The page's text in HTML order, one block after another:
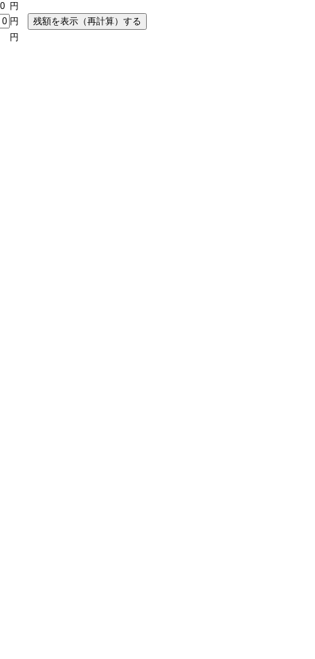
円
円
円